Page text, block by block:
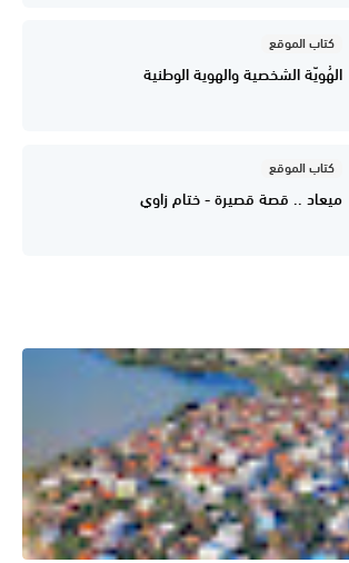
كتاب الموقع
الهُويّة الشخصية والهوية الوطنية
كتاب الموقع
ميعاد .. قصة قصيرة - ختام زاوي